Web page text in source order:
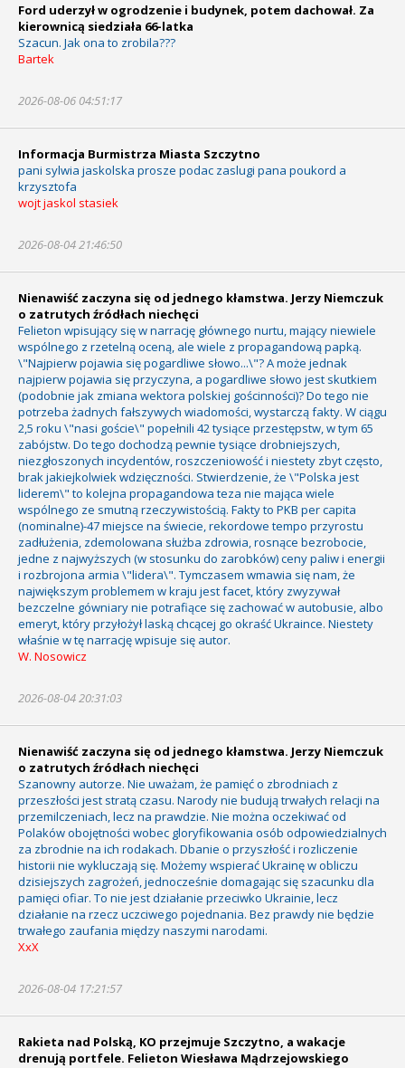
Ford uderzył w ogrodzenie i budynek, potem dachował. Za
kierownicą siedziała 66-latka
Szacun. Jak ona to zrobila???
Bartek
2026-08-06 04:51:17
Informacja Burmistrza Miasta Szczytno
pani sylwia jaskolska prosze podac zaslugi pana poukord a
krzysztofa
wojt jaskol stasiek
2026-08-04 21:46:50
Nienawiść zaczyna się od jednego kłamstwa. Jerzy Niemczuk
o zatrutych źródłach niechęci
Felieton wpisujący się w narrację głównego nurtu, mający niewiele
wspólnego z rzetelną oceną, ale wiele z propagandową papką.
\"Najpierw pojawia się pogardliwe słowo...\"? A może jednak
najpierw pojawia się przyczyna, a pogardliwe słowo jest skutkiem
(podobnie jak zmiana wektora polskiej gościnności)? Do tego nie
potrzeba żadnych fałszywych wiadomości, wystarczą fakty. W ciągu
2,5 roku \"nasi goście\" popełnili 42 tysiące przestępstw, w tym 65
zabójstw. Do tego dochodzą pewnie tysiące drobniejszych,
niezgłoszonych incydentów, roszczeniowość i niestety zbyt często,
brak jakiejkolwiek wdzięczności. Stwierdzenie, że \"Polska jest
liderem\" to kolejna propagandowa teza nie mająca wiele
wspólnego ze smutną rzeczywistością. Fakty to PKB per capita
(nominalne)-47 miejsce na świecie, rekordowe tempo przyrostu
zadłużenia, zdemolowana służba zdrowia, rosnące bezrobocie,
jedne z najwyższych (w stosunku do zarobków) ceny paliw i energii
i rozbrojona armia \"lidera\". Tymczasem wmawia się nam, że
największym problemem w kraju jest facet, który zwyzywał
bezczelne gówniary nie potrafiące się zachować w autobusie, albo
emeryt, który przyłożył laską chcącej go okraść Ukraince. Niestety
właśnie w tę narrację wpisuje się autor.
W. Nosowicz
2026-08-04 20:31:03
Nienawiść zaczyna się od jednego kłamstwa. Jerzy Niemczuk
o zatrutych źródłach niechęci
Szanowny autorze. Nie uważam, że pamięć o zbrodniach z
przeszłości jest stratą czasu. Narody nie budują trwałych relacji na
przemilczeniach, lecz na prawdzie. Nie można oczekiwać od
Polaków obojętności wobec gloryfikowania osób odpowiedzialnych
za zbrodnie na ich rodakach. Dbanie o przyszłość i rozliczenie
historii nie wykluczają się. Możemy wspierać Ukrainę w obliczu
dzisiejszych zagrożeń, jednocześnie domagając się szacunku dla
pamięci ofiar. To nie jest działanie przeciwko Ukrainie, lecz
działanie na rzecz uczciwego pojednania. Bez prawdy nie będzie
trwałego zaufania między naszymi narodami.
XxX
2026-08-04 17:21:57
Rakieta nad Polską, KO przejmuje Szczytno, a wakacje
drenują portfele. Felieton Wiesława Mądrzejowskiego